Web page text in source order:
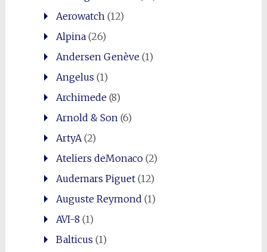
Aerowatch(12)
Alpina(26)
Andersen Genève(1)
Angelus (1)
Archimede(8)
Arnold & Son(6)
ArtyA(2)
Ateliers deMonaco(2)
Audemars Piguet(12)
Auguste Reymond (1)
AVI-8 (1)
Balticus (1)